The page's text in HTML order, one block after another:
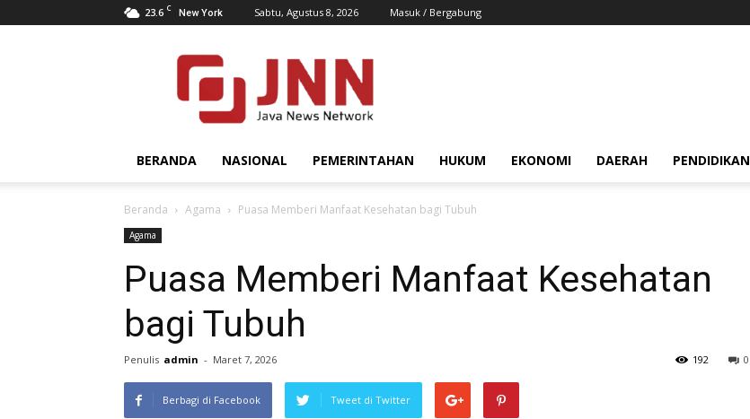
23.6 C New York Sabtu, Agustus 8, 2026 Masuk / Bergabung
JNN.co.id
BERANDA NASIONAL PEMERINTAHAN HUKUM EKONOMI DAERAH PENDIDIKAN
Beranda Agama Puasa Memberi Manfaat Kesehatan bagi Tubuh
Agama
Puasa Memberi Manfaat Kesehatan
bagi Tubuh
Penulis admin - Maret 7, 2026 0
192
Berbagi di Facebook Tweet di Twitter